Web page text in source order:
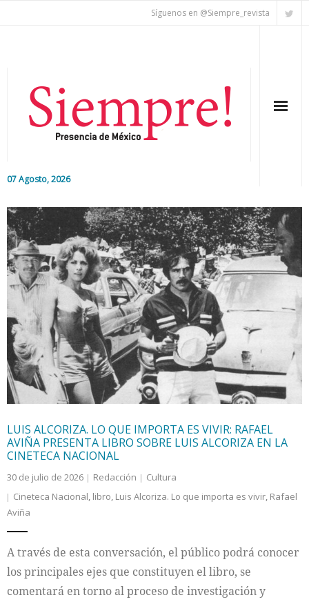
Síguenos en @Siempre_revista
07 Agosto, 2026
Editorial
Nacional
Colaboradores
Internacional
Cultura
LUIS ALCORIZA. LO QUE IMPORTA ES VIVIR: RAFAEL
AVIÑA PRESENTA LIBRO SOBRE LUIS ALCORIZA EN LA
CINETECA NACIONAL
30 de julio de 2026 Redacción
Cultura
Cineteca Nacional, libro, Luis Alcoriza. Lo que importa es vivir, Rafael
Aviña
A través de esta conversación, el público podrá conocer
los principales ejes que constituyen el libro, se
comentará en torno al proceso de investigación y